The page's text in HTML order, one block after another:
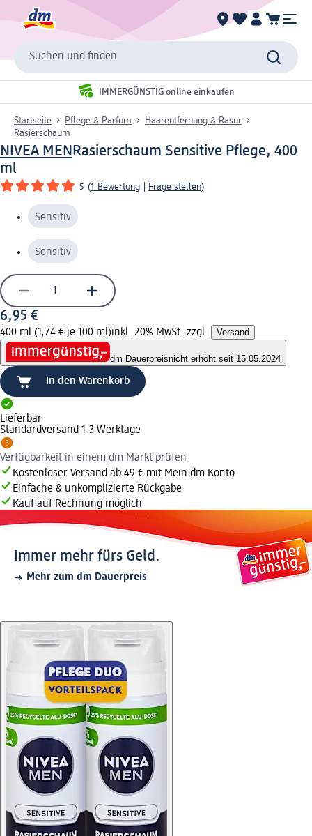
Suchen und finden
IMMERGÜNSTIG online einkaufen
Startseite Pflege & Parfum
Haarentfernung & Rasur
Rasierschaum
NIVEA MENRasierschaum Sensitive Pflege, 400
ml
5 (1 Bewertung Frage stellen)
Sensitiv
Sensitiv
6,95 €
400 ml (1,74 € je 100 ml)inkl. 20% MwSt. zzgl. Versand
dm Dauerpreisnicht erhöht seit 15.05.2024
In den Warenkorb
Lieferbar
Standardversand 1-3 Werktage
Verfügbarkeit in einem dm Markt prüfen
Kostenloser Versand ab 49 € mit Mein dm Konto
Einfache & unkomplizierte Rückgabe
Kauf auf Rechnung möglich
Immer mehr fürs Geld.
Mehr zum dm Dauerpreis